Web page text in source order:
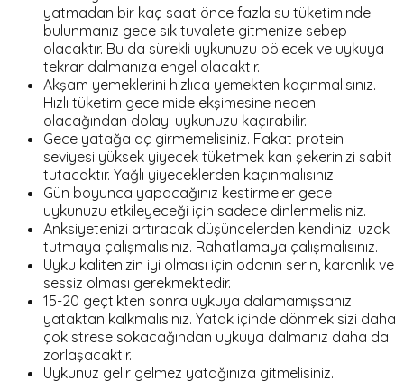
yatmadan bir kaç saat önce fazla su tüketiminde
bulunmanız gece sık tuvalete gitmenize sebep
olacaktır. Bu da sürekli uykunuzu bölecek ve uykuya
tekrar dalmanıza engel olacaktır.
Akşam yemeklerini hızlıca yemekten kaçınmalısınız.
Hızlı tüketim gece mide ekşimesine neden
olacağından dolayı uykunuzu kaçırabilir.
Gece yatağa aç girmemelisiniz. Fakat protein
seviyesi yüksek yiyecek tüketmek kan şekerinizi sabit
tutacaktır. Yağlı yiyeceklerden kaçınmalısınız.
Gün boyunca yapacağınız kestirmeler gece
uykunuzu etkileyeceği için sadece dinlenmelisiniz.
Anksiyetenizi artıracak düşüncelerden kendinizi uzak
tutmaya çalışmalısınız. Rahatlamaya çalışmalısınız.
Uyku kalitenizin iyi olması için odanın serin, karanlık ve
sessiz olması gerekmektedir.
15-20 geçtikten sonra uykuya dalamamışsanız
yataktan kalkmalısınız. Yatak içinde dönmek sizi daha
çok strese sokacağından uykuya dalmanız daha da
zorlaşacaktır.
Uykunuz gelir gelmez yatağınıza gitmelisiniz.